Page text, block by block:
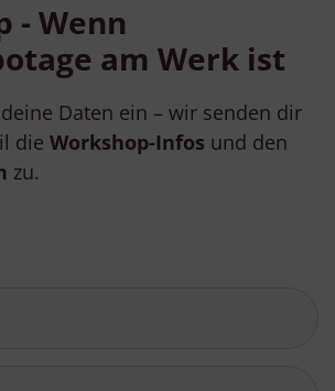
- Wenn
am Werk ist
Daten ein – wir senden dir
die Workshop-Infos und den
zu.